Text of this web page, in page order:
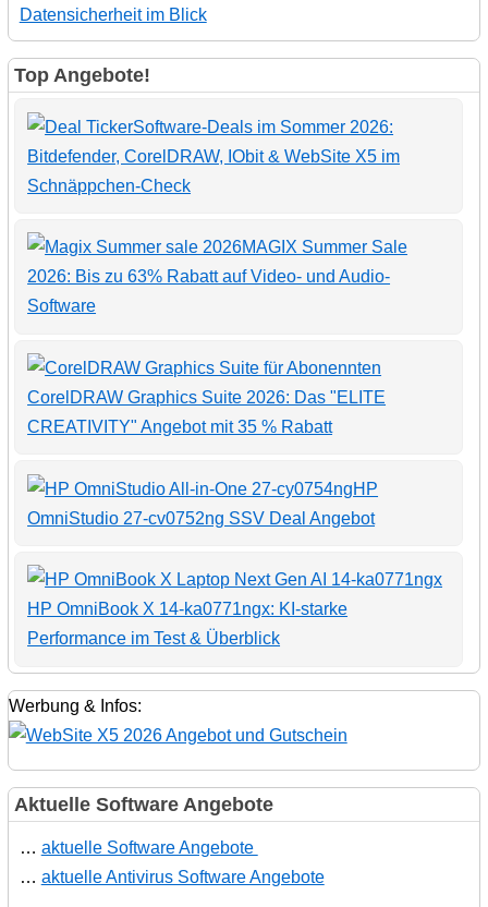
Datensicherheit im Blick
Top Angebote!
Software-Deals im Sommer 2026:
Bitdefender, CorelDRAW, IObit & WebSite X5 im
Schnäppchen-Check
MAGIX Summer Sale
2026: Bis zu 63% Rabatt auf Video- und Audio-
Software
CorelDRAW Graphics Suite 2026: Das "ELITE
CREATIVITY" Angebot mit 35 % Rabatt
HP
OmniStudio 27-cv0752ng SSV Deal Angebot
HP OmniBook X 14-ka0771ngx: KI-starke
Performance im Test & Überblick
Werbung & Infos:
Aktuelle Software Angebote
… aktuelle Software Angebote
… aktuelle Antivirus Software Angebote